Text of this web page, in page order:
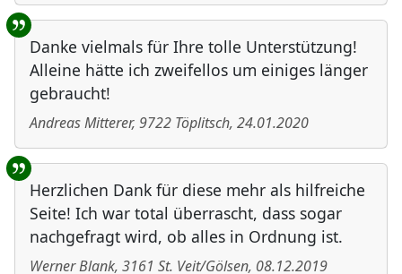
Danke vielmals für Ihre tolle Unterstützung!
Alleine hätte ich zweifellos um einiges länger
gebraucht!
Andreas Mitterer, 9722 Töplitsch, 24.01.2020
Herzlichen Dank für diese mehr als hilfreiche
Seite! Ich war total überrascht, dass sogar
nachgefragt wird, ob alles in Ordnung ist.
Werner Blank, 3161 St. Veit/Gölsen, 08.12.2019